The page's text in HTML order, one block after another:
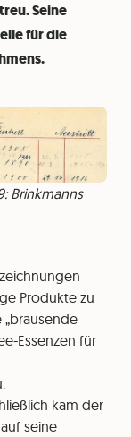
Seine
für die
Brinkmanns
Produkte zu
Essenzen für
kam der
seine